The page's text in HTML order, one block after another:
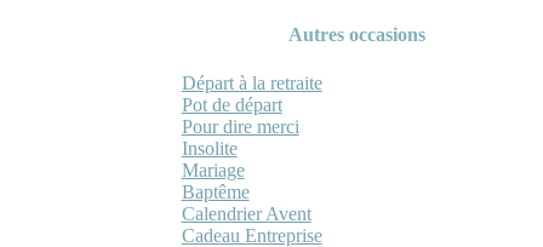
Autres occasions
Départ à la retraite
Pot de départ
Pour dire merci
Insolite
Mariage
Baptême
Calendrier Avent
Cadeau Entreprise